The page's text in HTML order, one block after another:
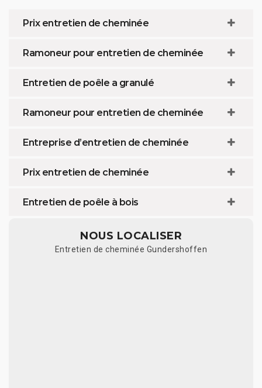
Prix entretien de cheminée
Ramoneur pour entretien de cheminée
Entretien de poêle a granulé
Ramoneur pour entretien de cheminée
Entreprise d’entretien de cheminée
Prix entretien de cheminée
Entretien de poêle à bois
NOUS LOCALISER
Entretien de cheminée Gundershoffen